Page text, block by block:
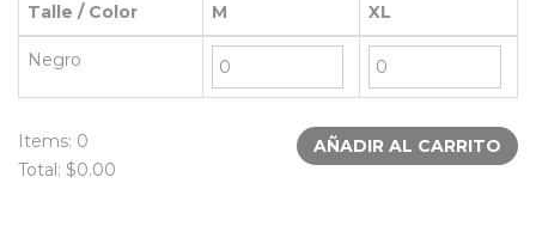
Talle / Color M XL
Negro
Items: 0
Total: $0.00
AÑADIR AL CARRITO